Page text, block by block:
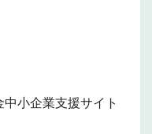
小企業支援サイト